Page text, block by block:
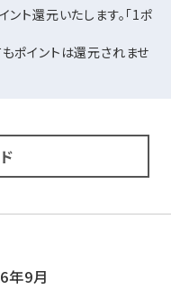
ト還元いたします。「1ポ
ポイントは還元されませ
年9月